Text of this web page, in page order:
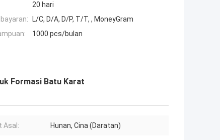
20 hari
L/C, D/A, D/P, T/T, , MoneyGram
1000 pcs/bulan
Formasi Batu Karat
Asal: Hunan, Cina (Daratan)